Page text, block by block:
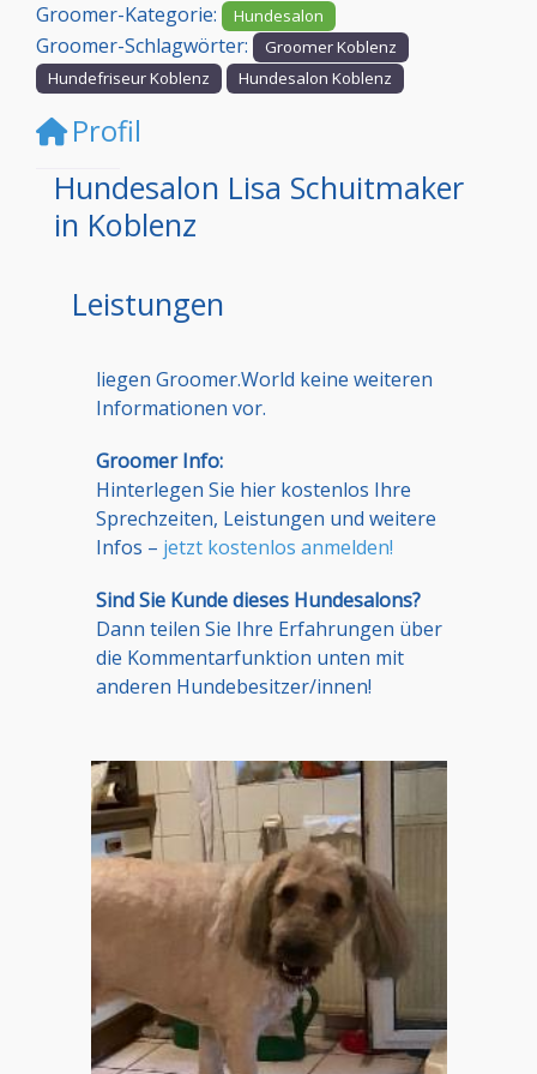
Groomer-Kategorie: Hundesalon
Groomer-Schlagwörter:
Groomer Koblenz
Hundefriseur Koblenz
Hundesalon Koblenz
Profil
Hundesalon Lisa Schuitmaker
in Koblenz
Leistungen
liegen Groomer.World keine weiteren
Informationen vor.
Groomer Info:
Hinterlegen Sie hier kostenlos Ihre
Sprechzeiten, Leistungen und weitere
Infos – jetzt kostenlos anmelden!
Sind Sie Kunde dieses Hundesalons?
Dann teilen Sie Ihre Erfahrungen über
die Kommentarfunktion unten mit
anderen Hundebesitzer/innen!